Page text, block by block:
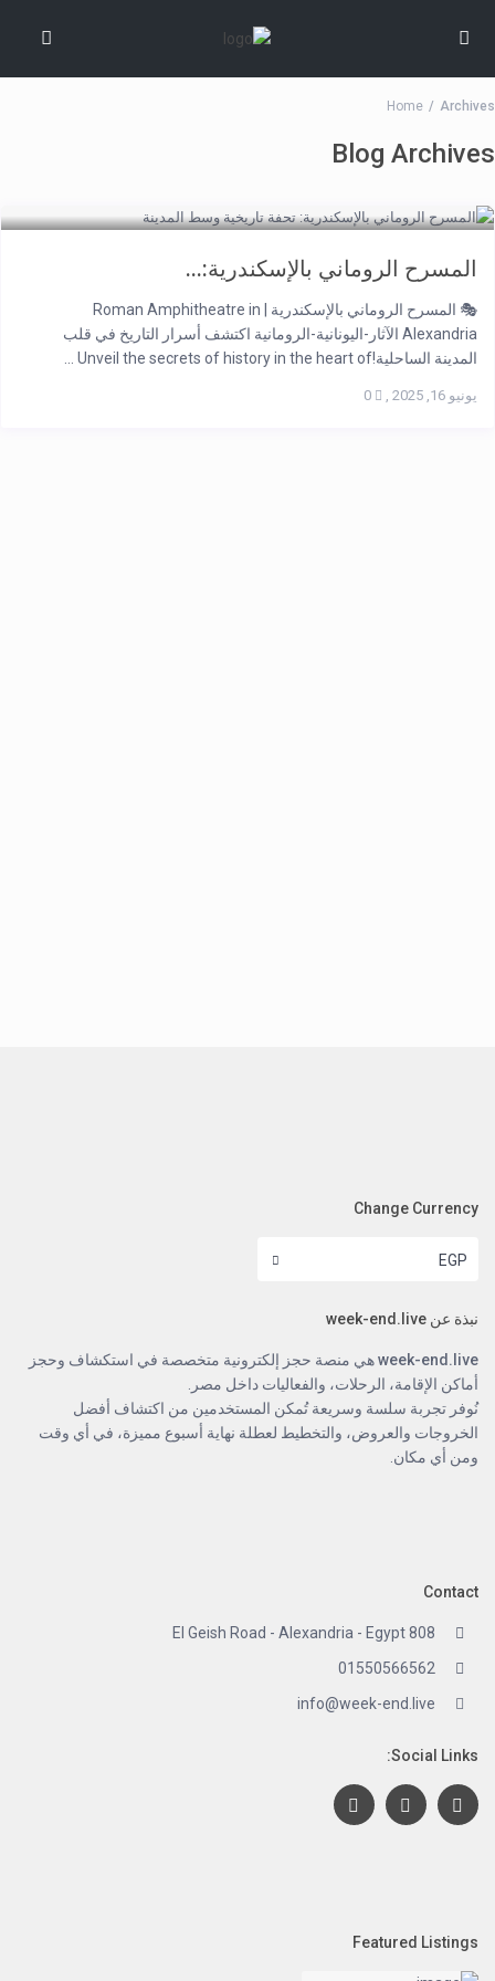
Home Archives
Blog Archives
المسرح الروماني بالإسكندرية:...
🎭 المسرح الروماني بالإسكندرية | Roman Amphitheatre in
Alexandria الآثار-اليونانية-الرومانية اكتشف أسرار التاريخ في قلب
المدينة الساحلية!Unveil the secrets of history in the heart of ...
يونيو 16, 2025 ,
0
Change Currency
EGP
نبذة عن week-end.live
week-end.liveهي منصة حجز إلكترونية متخصصة في استكشاف وحجز
أماكن الإقامة، الرحلات، والفعاليات داخل مصر.
نُوفر تجربة سلسة وسريعة تُمكن المستخدمين من اكتشاف أفضل
الخروجات والعروض، والتخطيط لعطلة نهاية أسبوع مميزة، في أي وقت
ومن أي مكان.
Contact
808 El Geish Road - Alexandria - Egypt
01550566562
info@week-end.live
Social Links:
Featured Listings